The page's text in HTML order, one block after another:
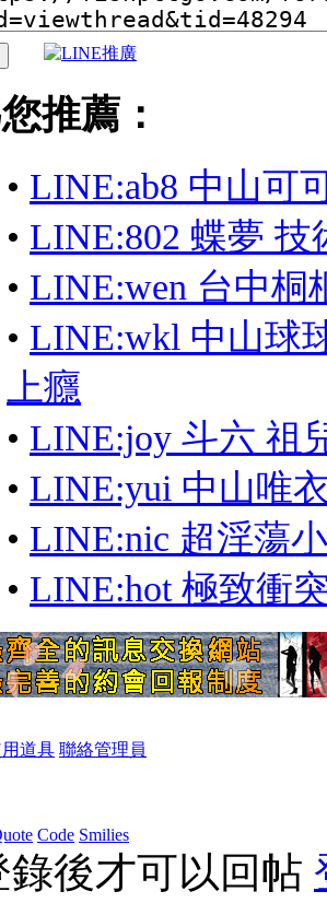
推薦：
• LINE:ab8 中山可
• LINE:802 蝶夢 技
• LINE:wen 台中桐
• LINE:wkl 中山球
上癮
• LINE:joy 斗六 祖
• LINE:yui 中山唯
• LINE:nic 超淫蕩
• LINE:hot 極致衝
道具 聯絡管理員
Code Smilies
錄後才可以回帖